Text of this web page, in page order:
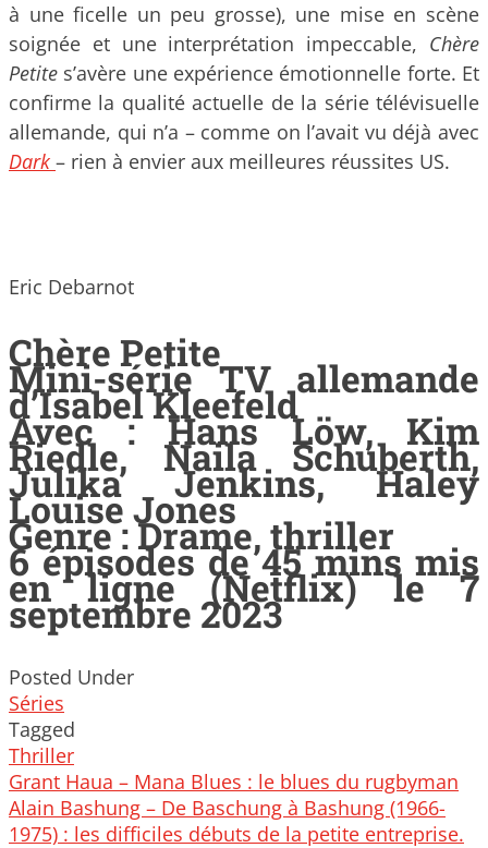
à une ficelle un peu grosse), une mise en scène
soignée et une interprétation impeccable, Chère
Petite s’avère une expérience émotionnelle forte. Et
confirme la qualité actuelle de la série télévisuelle
allemande, qui n’a – comme on l’avait vu déjà avec
Dark – rien à envier aux meilleures réussites US.
Eric Debarnot
Chère Petite
Mini-série TV allemande
d’Isabel Kleefeld
Avec : Hans Löw, Kim
Riedle, Naila Schuberth,
Julika Jenkins, Haley
Louise Jones
Genre : Drame, thriller
6 épisodes de 45 mins mis
en ligne (Netflix) le 7
septembre 2023
Posted Under
Séries
Tagged
Thriller
Post
navigation
Grant Haua – Mana Blues : le blues du rugbyman
Alain Bashung – De Baschung à Bashung (1966-
1975) : les difficiles débuts de la petite entreprise.